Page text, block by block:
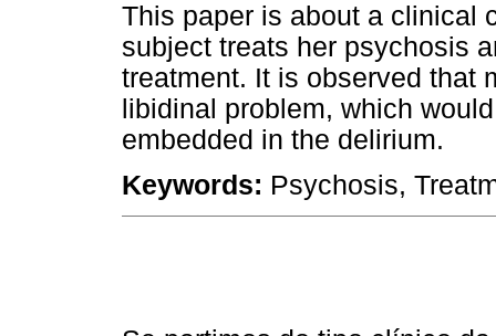
This paper is about a clinical
subject treats her psychosis
treatment. It is observed that
libidinal problem, which
embedded in the delirium.
Keywords: Psychosis,